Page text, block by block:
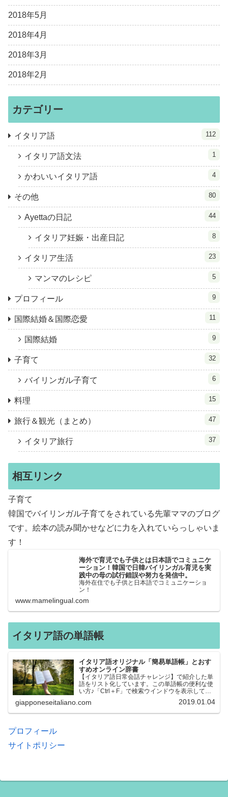
2018年5月
2018年4月
2018年3月
2018年2月
カテゴリー
イタリア語 112
イタリア語文法 1
かわいいイタリア語 4
その他 80
Ayettaの日記 44
イタリア妊娠・出産日記 8
イタリア生活 23
マンマのレシピ 5
プロフィール 9
国際結婚＆国際恋愛 11
国際結婚 9
子育て 32
バイリンガル子育て 6
料理 15
旅行＆観光（まとめ） 47
イタリア旅行 37
相互リンク
子育て
韓国でバイリンガル子育てをされている先輩ママのブログ
です。絵本の読み聞かせなどに力を入れていらっしゃいま
す！
海外で育児でも子供とは日本語でコミュニケ
ーション！韓国で日韓バイリンガル育児を実
践中の母の試行錯誤や努力を発信中。
海外在住でも子供と日本語でコミュニケーショ
ン！
www.mamelingual.com
イタリア語の単語帳
イタリア語オリジナル「簡易単語帳」とおす
すめオンライン辞書
【イタリア語日常会話チャレンジ】で紹介した単
語をリスト化しています。この単語帳の便利な使
い方♪「Ctrl＋F」で検索ウインドウを表示して、
知りたい単語を探すことができます。イタリア語
→日本語、日本語→イタリア語 どちらでも検索
できるので、良…
giapponeseitaliano.com 2019.01.04
プロフィール
サイトポリシー